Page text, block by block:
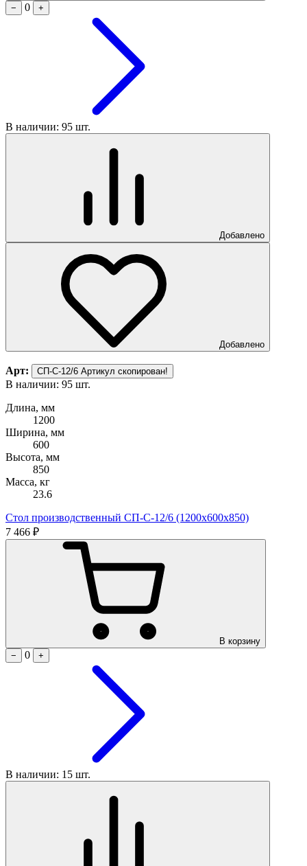
−
0 +
В наличии: 95 шт.
Добавлено
Добавлено
Арт: СП-С-12/6 Артикул скопирован!
В наличии: 95 шт.
Длина, мм
1200
Ширина, мм
600
Высота, мм
850
Масса, кг
23.6
Стол производственный СП-С-12/6 (1200х600х850)
7 466 ₽
В корзину
−
0 +
В наличии: 15 шт.